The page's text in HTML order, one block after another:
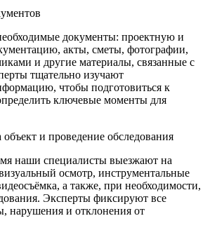
документы: проектную и
акты, сметы, фотографии,
и другие материалы, связанные с
тщательно изучают
чтобы подготовиться к
ключевые моменты для
и проведение обследования
наши специалисты выезжают на
осмотр, инструментальные
а также, при необходимости,
Эксперты фиксируют все
нарушения и отклонения от